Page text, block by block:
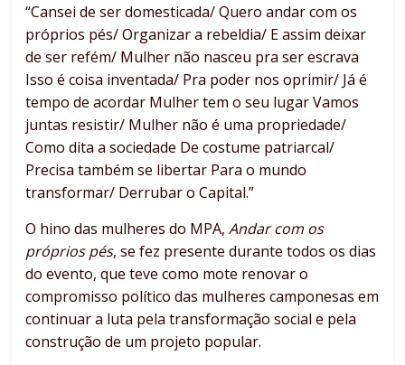
“Cansei de ser domesticada/ Quero andar com os
próprios pés/ Organizar a rebeldia/ E assim deixar
de ser refém/ Mulher não nasceu pra ser escrava
Isso é coisa inventada/ Pra poder nos oprimir/ Já é
tempo de acordar Mulher tem o seu lugar Vamos
juntas resistir/ Mulher não é uma propriedade/
Como dita a sociedade De costume patriarcal/
Precisa também se libertar Para o mundo
transformar/ Derrubar o Capital.”
O hino das mulheres do MPA,Andar com os
próprios pés, se fez presente durante todos os dias
do evento, que teve como mote renovar o
compromisso político das mulheres camponesas em
continuar a luta pela transformação social e pela
construção de um projeto popular.